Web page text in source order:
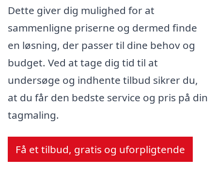
Dette giver dig mulighed for at
sammenligne priserne og dermed finde
en løsning, der passer til dine behov og
budget. Ved at tage dig tid til at
undersøge og indhente tilbud sikrer du,
at du får den bedste service og pris på din
tagmaling.
Få et tilbud, gratis og uforpligtende